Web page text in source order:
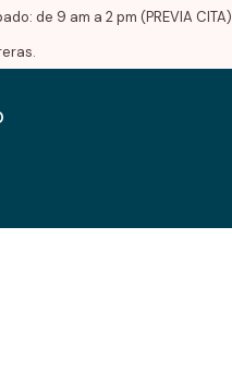
de 9 am a 2 pm (PREVIA CITA)